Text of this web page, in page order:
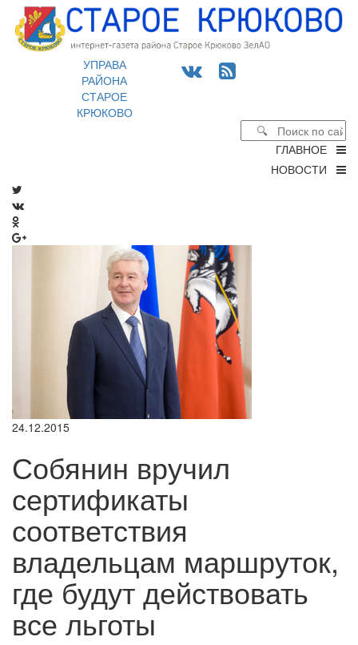
УПРАВА
РАЙОНА
СТАРОЕ
КРЮКОВО
ГЛАВНОЕ
НОВОСТИ
24.12.2015
Собянин вручил
сертификаты
соответствия
владельцам маршруток,
где будут действовать
все льготы